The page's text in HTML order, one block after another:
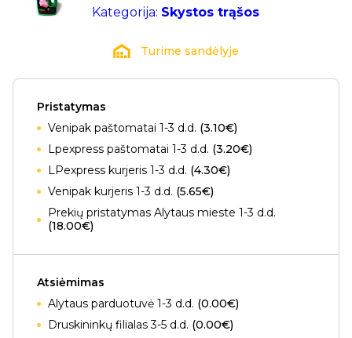
Kategorija: Skystos trąšos
Turime sandėlyje
Pristatymas
Venipak paštomatai 1-3 d.d. (3.10€)
Lpexpress paštomatai 1-3 d.d. (3.20€)
LPexpress kurjeris 1-3 d.d. (4.30€)
Venipak kurjeris 1-3 d.d. (5.65€)
Prekių pristatymas Alytaus mieste 1-3 d.d.
(18.00€)
Atsiėmimas
Alytaus parduotuvė 1-3 d.d. (0.00€)
Druskininkų filialas 3-5 d.d. (0.00€)